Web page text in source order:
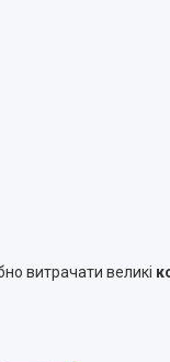
витрачати великі